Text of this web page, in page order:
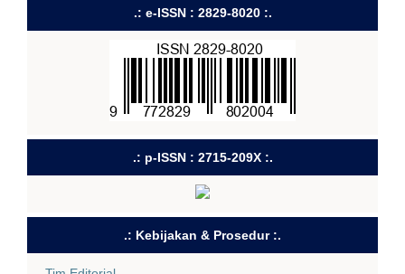
.: e-ISSN : 2829-8020 :.
.: p-ISSN : 2715-209X :.
.: Kebijakan & Prosedur :.